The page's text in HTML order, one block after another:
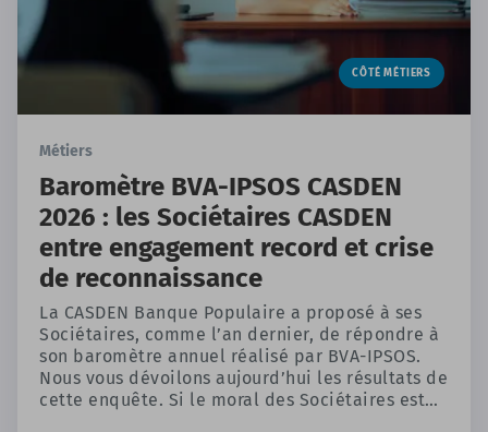
CÔTÉ MÉTIERS
Métiers
Baromètre BVA-IPSOS CASDEN
2026 : les Sociétaires CASDEN
entre engagement record et crise
de reconnaissance
La CASDEN Banque Populaire a proposé à ses
Sociétaires, comme l’an dernier, de répondre à
son baromètre annuel réalisé par BVA-IPSOS.
Nous vous dévoilons aujourd’hui les résultats de
cette enquête. Si le moral des Sociétaires est